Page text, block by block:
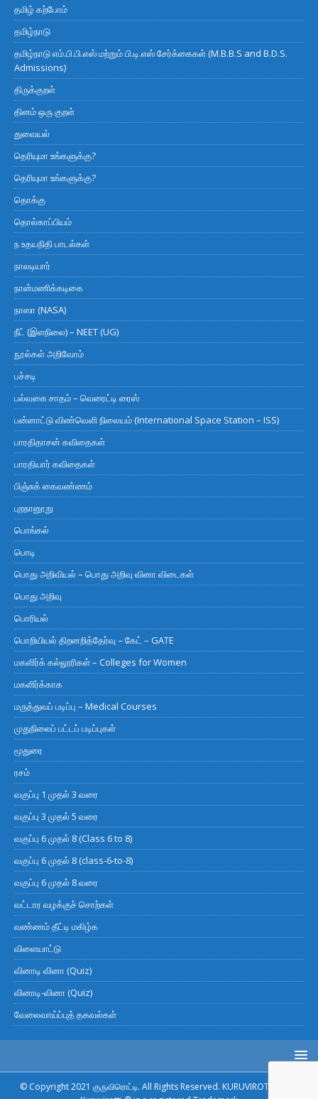
தமிழ் கற்போம்
தமிழ்நாடு
தமிழ்நாடு எம்.பி.பி.எஸ் மற்றும் பி.டி.எஸ் சேர்க்கைகள் (M.B.B.S and B.D.S.
Admissions)
திருக்குறள்
தினம் ஒரு குறள்
துவையல்
தெரியுமா உங்களுக்கு?
தெரியுமா உங்களுக்கு?
தொக்கு
தொல்காப்பியம்
ந உதயநிதி பாடல்கள்
நாலடியார்
நான்மணிக்கடிகை
நாஸா (NASA)
நீட் (இளநிலை) – NEET (UG)
நூல்கள் அறிவோம்
பச்சடி
பல்வகை சாதம் – வெரைட்டி ரைஸ்
பன்னாட்டு விண்வெளி நிலையம் (International Space Station – ISS)
பாரதிதாசன் கவிதைகள்
பாரதியார் கவிதைகள்
பிஞ்சுக் கைவண்ணம்
புறநானூறு
பொங்கல்
பொடி
பொது அறிவியல் – பொது அறிவு வினா விடைகள்
பொது அறிவு
பொரியல்
பொறியியல் திறனறித்தேர்வு – கேட் – GATE
மகளிர்க் கல்லூரிகள் – Colleges for Women
மகளிர்க்காக
மருத்துவப் படிப்பு – Medical Courses
முதுநிலைப் பட்டப் படிப்புகள்
மூதுரை
ரசம்
வகுப்பு 1 முதல் 3 வரை
வகுப்பு 3 முதல் 5 வரை
வகுப்பு 6 முதல் 8 (Class 6 to 8)
வகுப்பு 6 முதல் 8 (class-6-to-8)
வகுப்பு 6 முதல் 8 வரை
வட்டார வழக்குச் சொற்கள்
வண்ணம் தீட்டி மகிழ்க
விளையாட்டு
வினாடி வினா (Quiz)
வினாடி-வினா (Quiz)
வேலைவாய்ப்புத் தகவல்கள்
© Copyright 2021 குருவிரொட்டி. All Rights Reserved. KURUVIROTTI.com.